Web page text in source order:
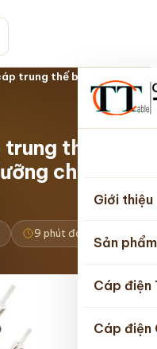
Giới thiệu
Sản phẩm
Cáp điện
Cáp điện
trung thế bán phần và…
thế bán
chuyên
9 phút đọc